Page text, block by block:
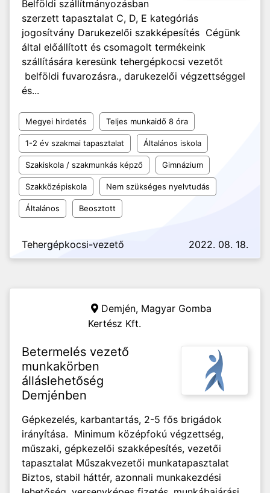
Belföldi szállítmányozásban
szerzett tapasztalat C, D, E kategóriás
jogosítvány Darukezelői szakképesítés Cégünk
által előállított és csomagolt termékeink
szállítására keresünk tehergépkocsi vezetőt
belföldi fuvarozásra., darukezelői végzettséggel
és...
Megyei hirdetés Teljes munkaidő 8 óra
1-2 év szakmai tapasztalat Általános iskola
Szakiskola / szakmunkás képző Gimnázium
Szakközépiskola Nem szükséges nyelvtudás
Általános Beosztott
Tehergépkocsi-vezető 2022. 08. 18.
Demjén, Magyar Gomba
Kertész Kft.
Betermelés vezető
munkakörben
álláslehetőség
Demjénben
Gépkezelés, karbantartás, 2-5 fős brigádok
irányítása. Minimum középfokú végzettség,
műszaki, gépkezelői szakképesítés, vezetői
tapasztalat Műszakvezetői munkatapasztalat
Biztos, stabil háttér, azonnali munkakezdési